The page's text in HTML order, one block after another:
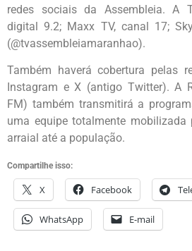
redes sociais da Assembleia. A
digital 9.2; Maxx TV, canal 17;
(@tvassembleiamaranhao).
Também haverá cobertura pelas
Instagram e X (antigo Twitter). A
FM) também transmitirá a
uma equipe totalmente
arraial até a população.
Compartilhe isso:
X Facebook
WhatsApp E-mail